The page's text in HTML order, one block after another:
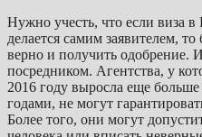
Нужно учесть, что если виза в
делается самим заявителем,
верно и получить одобрение.
посредником. Агентства, у
2016 году выросла еще
годами, не могут
Более того, они могут